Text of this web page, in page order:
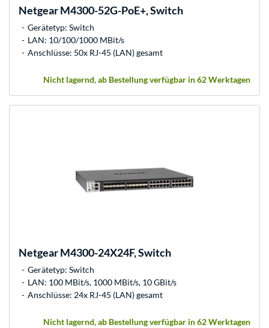
NetgearM4300-52G-PoE+, Switch
Gerätetyp: Switch
LAN: 10/100/1000 MBit/s
Anschlüsse: 50x RJ-45 (LAN) gesamt
Nicht lagernd, ab Bestellung verfügbar in 62 Werktagen
NetgearM4300-24X24F, Switch
Gerätetyp: Switch
LAN: 100 MBit/s, 1000 MBit/s, 10 GBit/s
Anschlüsse: 24x RJ-45 (LAN) gesamt
Nicht lagernd, ab Bestellung verfügbar in 62 Werktagen